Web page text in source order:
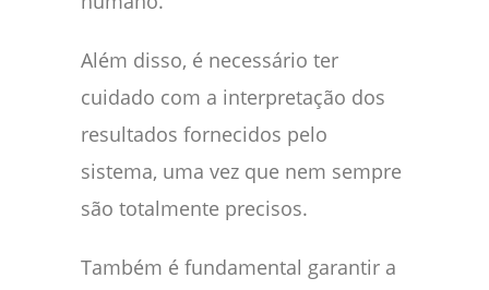
Além disso, é necessário ter
cuidado com a interpretação dos
resultados fornecidos pelo
sistema, uma vez que nem sempre
são totalmente precisos.
Também é fundamental garantir a